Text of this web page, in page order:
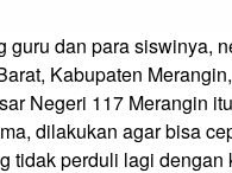
guru dan para siswinya,
Kabupaten
Negeri 117 Merangin
dilakukan agar bisa
tidak perduli lagi